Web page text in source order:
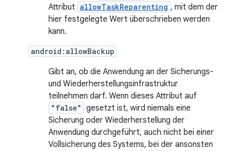
Attribut allowTaskReparenting , mit dem der
hier festgelegte Wert überschrieben werden
kann.
android:allowBackup
Gibt an, ob die Anwendung an der Sicherungs-
und Wiederherstellungsinfrastruktur
teilnehmen darf. Wenn dieses Attribut auf
"false"
gesetzt ist, wird niemals eine
Sicherung oder Wiederherstellung der
Anwendung durchgeführt, auch nicht bei einer
Vollsicherung des Systems, bei der ansonsten